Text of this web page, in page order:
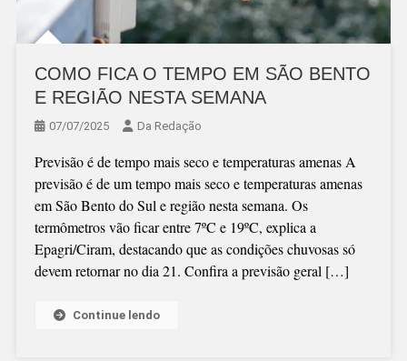
COMO FICA O TEMPO EM SÃO BENTO
E REGIÃO NESTA SEMANA
07/07/2025 Da Redação
Previsão é de tempo mais seco e temperaturas amenas A
previsão é de um tempo mais seco e temperaturas amenas
em São Bento do Sul e região nesta semana. Os
termômetros vão ficar entre 7ºC e 19ºC, explica a
Epagri/Ciram, destacando que as condições chuvosas só
devem retornar no dia 21. Confira a previsão geral […]
Continue lendo